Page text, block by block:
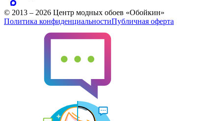
© 2013 – 2026 Центр модных обоев «Обойкин»
Политика конфиденциальностиПубличная оферта